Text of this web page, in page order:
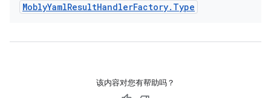
MoblyYamlResultHandlerFactory. Type
该内容对您有帮助吗？